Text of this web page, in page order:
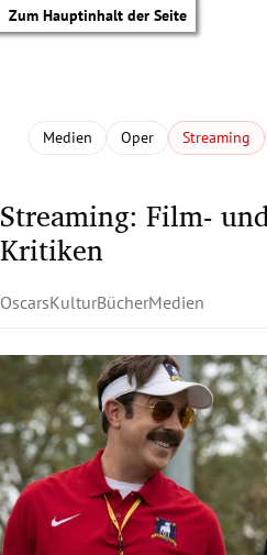
Zum Hauptinhalt der Seite
Untermenü
Untermenü
Medien Oper Streaming
Streaming: Film-
Kritiken
OscarsKulturBücherMedien